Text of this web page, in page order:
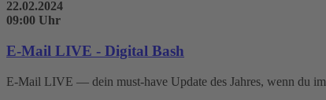
22.02.2024
09:00 Uhr
E-Mail LIVE - Digital Bash
E-Mail LIVE — dein must-have Update des Jahres, wenn du